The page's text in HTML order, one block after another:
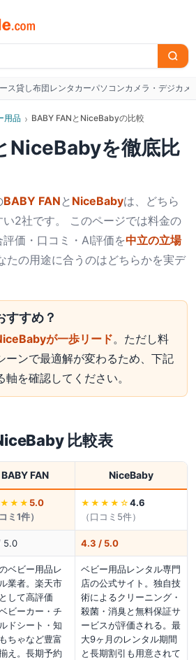
ス貸し布団レンタカーパソコンカメラ・デジカメ
用品 › BABY FANとNiceBabyの比較
NiceBabyを徹底比
BABY FAN と NiceBabyは、どちら
2社です。 このページでは料金の
価・口コミ・AI評価を中立の立場
たの用途に合うのはどちらかを実デ
すすめ？
が一歩リード。ただし料
ーンで最適解が変わるため、下記
を確認してください。
比較表
BABY FAN NiceBaby
5.0
ミ1件）
★★★★ ☆ 4.6
（口コミ 5件）
5.0 4.3 / 5.0
ベビー用品レ
業者。楽天市
して高評価
ビーカー・チ
ドシート・知
ちゃなど豊富
え。長期予約
ベビー用品レンタル専門
店の公式サイト。独自技
術によるクリーニング・
殺菌・消臭と無料保証サ
ービスが評価される。最
大9ヶ月のレンタル期間
と長期割引も用意されて